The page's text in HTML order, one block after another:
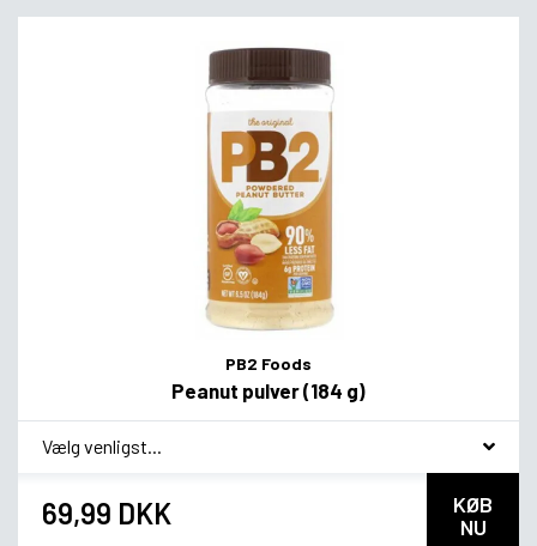
PB2 Foods
Peanut pulver (184 g)
* Smagsvariant
69,99 DKK
KØB
NU